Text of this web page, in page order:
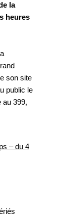
la
heures
son site
public le
au 399,
– du 4